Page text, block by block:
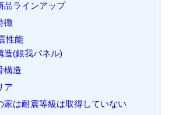
品ラインアップ
徴
性能
造(銀我パネル)
構造
ア
家は耐震等級は取得していない